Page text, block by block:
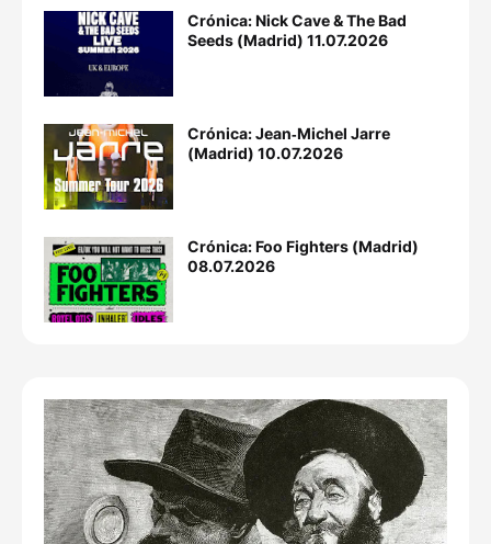
Crónica: Nick Cave & The Bad
Seeds (Madrid) 11.07.2026
Crónica: Jean‐Michel Jarre
(Madrid) 10.07.2026
Crónica: Foo Fighters (Madrid)
08.07.2026